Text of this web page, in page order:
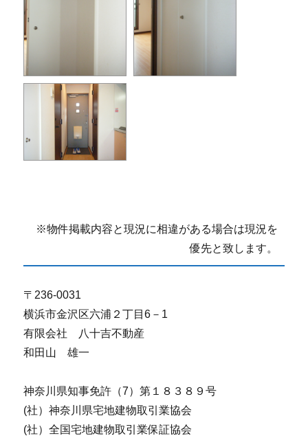
※物件掲載内容と現況に相違がある場合は現況を
優先と致します。
〒236-0031
横浜市金沢区六浦２丁目6－1
有限会社 八十吉不動産
和田山 雄一
神奈川県知事免許（7）第１８３８９号
(社）神奈川県宅地建物取引業協会
(社）全国宅地建物取引業保証協会